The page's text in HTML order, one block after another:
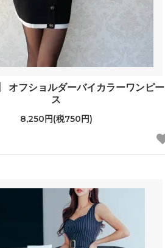
オフショルダーバイカラーワンピー
ス
8,250円(税750円)